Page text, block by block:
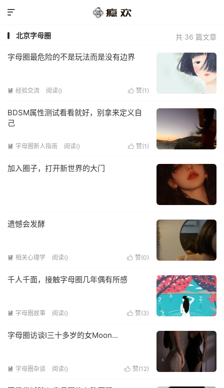

共 36 篇文章
北京字母圈
字母圈最危险的不是玩法而是没有边界
 赞(1 )
 经验交流 阅读()
BDSM属性测试看看就好，别拿来定义自
己
 赞(1 )
 字母圈新人指南 阅读()
加入圈子，打开新世界的大门
遗憾会发酵
 赞(0)
 相关心理学 阅读()
千人千面，接触字母圈几年偶有所感
 赞(3)
 字母圈故事 阅读()
字母圈访谈I三十多岁的女Moon...
 赞(12)
 字母圈杂谈 阅读()